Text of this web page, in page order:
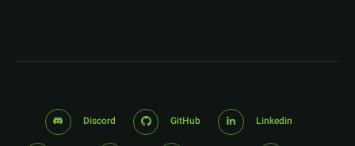
Discord GitHub Linkedin